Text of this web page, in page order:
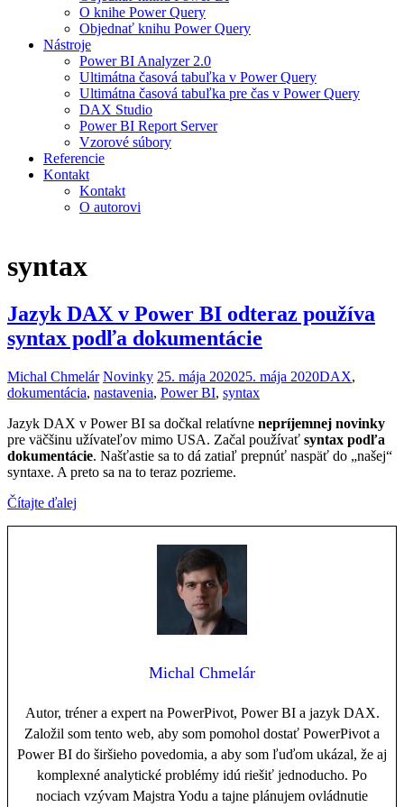
O knihe Power Query
Objednať knihu Power Query
Nástroje
Power BI Analyzer 2.0
Ultimátna časová tabuľka v Power Query
Ultimátna časová tabuľka pre čas v Power Query
DAX Studio
Power BI Report Server
Vzorové súbory
Referencie
Kontakt
Kontakt
O autorovi
syntax
Jazyk DAX v Power BI odteraz používa
syntax podľa dokumentácie
Michal Chmelár Novinky 25. mája 202025. mája 2020DAX,
dokumentácia, nastavenia, Power BI, syntax
Jazyk DAX v Power BI sa dočkal relatívne nepríjemnej novinky
pre väčšinu užívateľov mimo USA. Začal používať syntax podľa
dokumentácie. Našťastie sa to dá zatiaľ prepnúť naspäť do „našej“
syntaxe. A preto sa na to teraz pozrieme.
Čítajte ďalej
Michal Chmelár
Autor, tréner a expert na PowerPivot, Power BI a jazyk DAX.
Založil som tento web, aby som pomohol dostať PowerPivot a
Power BI do širšieho povedomia, a aby som ľuďom ukázal, že aj
komplexné analytické problémy idú riešiť jednoducho. Po
nociach vzývam Majstra Yodu a tajne plánujem ovládnutie